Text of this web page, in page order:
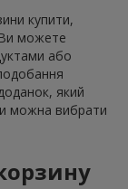
купити,
Ви можете
або
який
можна вибрати